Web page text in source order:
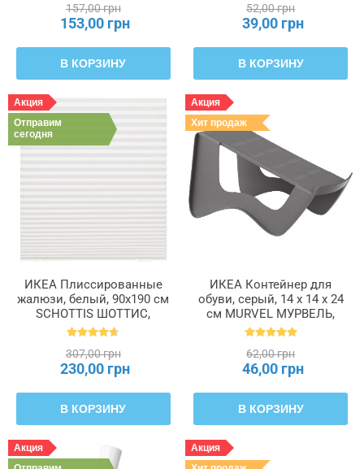
157,00 грн
153,00 грн
В КОРЗИНУ
52,00 грн
39,00 грн
В КОРЗИНУ
Акция
Отправим
сегодня
ИКЕА Плиссированные
жалюзи, белый, 90x190 см
SCHOTTIS ШОТТИС,
202.422.82
307,00 грн
230,00 грн
В КОРЗИНУ
Акция
Хит продаж
ИКЕА Контейнер для
обуви, серый, 14 x 14 x 24
см MURVEL МУРВЕЛЬ,
204.348.32
62,00 грн
46,00 грн
В КОРЗИНУ
Акция
Акция